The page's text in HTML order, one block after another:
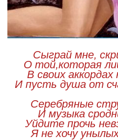
Сыграй мне,
О той,которая
В своих
И пусть душа от
Серебряные
И музыка
Уйдите прочь
Я не хочу